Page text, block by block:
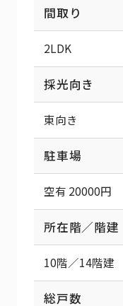
間取り
2LDK
採光向き
東向き
駐車場
空有 20000円
所在階／階建
10階／14階建
総戸数